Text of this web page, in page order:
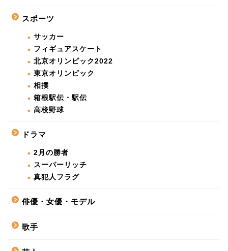
スポーツ
サッカー
フィギュアスケート
北京オリンピック2022
東京オリンピック
相撲
箱根駅伝・駅伝
高校野球
ドラマ
2月の勝者
スーパーリッチ
真犯人フラグ
俳優・女優・モデル
歌手